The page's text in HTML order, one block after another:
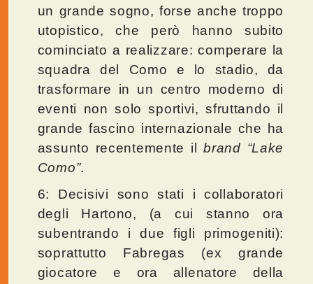
un grande sogno, forse anche troppo
utopistico, che però hanno subito
cominciato a realizzare: comperare la
squadra del Como e lo stadio, da
trasformare in un centro moderno di
eventi non solo sportivi, sfruttando il
grande fascino internazionale che ha
assunto recentemente ilbrand “Lake
Como”.
6: Decisivi sono stati i collaboratori
degli Hartono, (a cui stanno ora
subentrando i due figli primogeniti):
soprattutto Fabregas (ex grande
giocatore e ora allenatore della